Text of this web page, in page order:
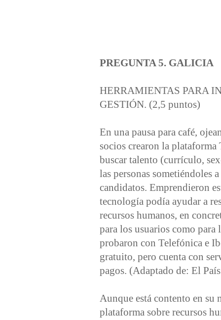
PREGUNTA 5. GALICIA
HERRAMIENTAS PARA
GESTIÓN. (2,5 puntos)
En una pausa para café,
socios crearon la plataforma
buscar talento (currículo,
las personas sometiéndoles
candidatos. Emprendieron
tecnología podía ayudar a
recursos humanos, en
para los usuarios como
probaron con Telefónica e
gratuito, pero cuenta con
pagos. (Adaptado de: El
Aunque está contento en su
plataforma sobre recursos